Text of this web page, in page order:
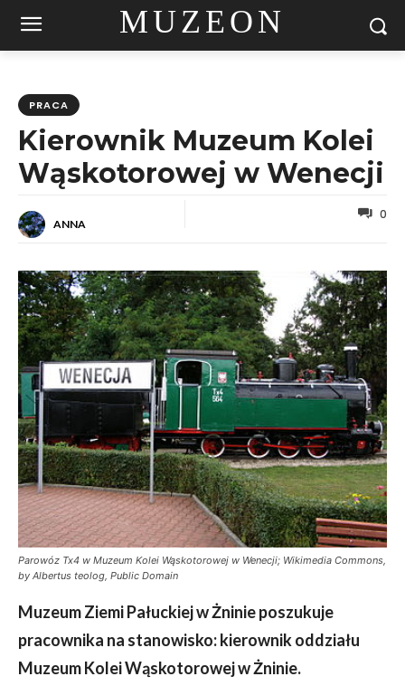
MUZEON
PRACA
Kierownik Muzeum Kolei
Wąskotorowej w Wenecji
ANNA
0
Parowóz Tx4 w Muzeum Kolei Wąskotorowej w Wenecji; Wikimedia Commons,
by Albertus teolog, Public Domain
Muzeum Ziemi Pałuckiej w Żninie poszukuje
pracownika na stanowisko: kierownik oddziału
Muzeum Kolei Wąskotorowej w Żninie.